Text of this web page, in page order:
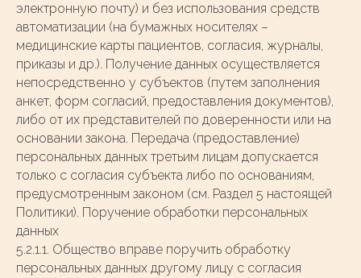
электронную почту) и без использования средств
автоматизации (на бумажных носителях –
медицинские карты пациентов, согласия, журналы,
приказы и др.). Получение данных осуществляется
непосредственно у субъектов (путем заполнения
анкет, форм согласий, предоставления документов),
либо от их представителей по доверенности или на
основании закона. Передача (предоставление)
персональных данных третьим лицам допускается
только с согласия субъекта либо по основаниям,
предусмотренным законом (см. Раздел 5 настоящей
Политики). Поручение обработки персональных
данных
5.2.1.1. Общество вправе поручить обработку
персональных данных другому лицу с согласия